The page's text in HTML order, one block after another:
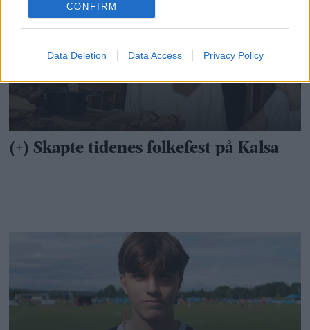
CONFIRM
Data Deletion Data Access Privacy Policy